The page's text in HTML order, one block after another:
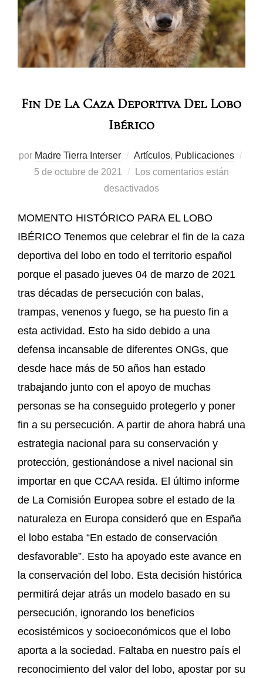
Fin De La Caza Deportiva Del Lobo
Ibérico
por Madre Tierra Interser Artículos, Publicaciones
5 de octubre de 2021
Los comentarios están
desactivados
MOMENTO HISTÓRICO PARA EL LOBO
IBÉRICO Tenemos que celebrar el fin de la caza
deportiva del lobo en todo el territorio español
porque el pasado jueves 04 de marzo de 2021
tras décadas de persecución con balas,
trampas, venenos y fuego, se ha puesto fin a
esta actividad. Esto ha sido debido a una
defensa incansable de diferentes ONGs, que
desde hace más de 50 años han estado
trabajando junto con el apoyo de muchas
personas se ha conseguido protegerlo y poner
fin a su persecución. A partir de ahora habrá una
estrategia nacional para su conservación y
protección, gestionándose a nivel nacional sin
importar en que CCAA resida. El último informe
de La Comisión Europea sobre el estado de la
naturaleza en Europa consideró que en España
el lobo estaba “En estado de conservación
desfavorable”. Esto ha apoyado este avance en
la conservación del lobo. Esta decisión histórica
permitirá dejar atrás un modelo basado en su
persecución, ignorando los beneficios
ecosistémicos y socioeconómicos que el lobo
aporta a la sociedad. Faltaba en nuestro país el
reconocimiento del valor del lobo, apostar por su